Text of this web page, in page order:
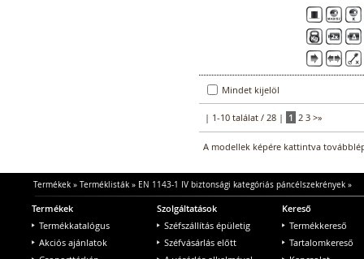
Mindet kijelöl
| 1-10 találat / 28 | 1 2 3 >»
A modellek képére kattintva
Termékek» Terméklisták» EN 1143-1 IV biztonsági kategóriás páncélszekrények»
Termékek
Termékkatalógus
Akciós ajánlatok
Szolgáltatások
Széfszállítás épületig
Széfvásárlás előtt
Kereső
Termékkereső
Tartalomkereső